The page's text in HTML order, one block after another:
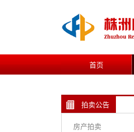
首页
拍卖公告
房产拍卖